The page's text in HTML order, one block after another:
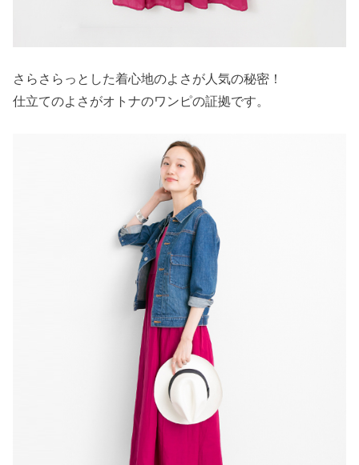
さらさらっとした着心地のよさが人気の秘密！
仕立てのよさがオトナのワンピの証拠です。